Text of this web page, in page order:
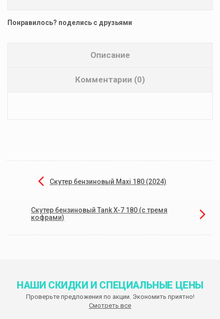
Понравилось? поделись с друзьями
Описание
Комментарии (0)
Скутер бензиновый Maxi 180 (2024)
Скутер бензиновый Tank X-7 180 (с тремя
кофрами)
НАШИ СКИДКИ И СПЕЦИАЛЬНЫЕ ЦЕНЫ
Проверьте предложения по акции. Экономить приятно!
Смотреть все